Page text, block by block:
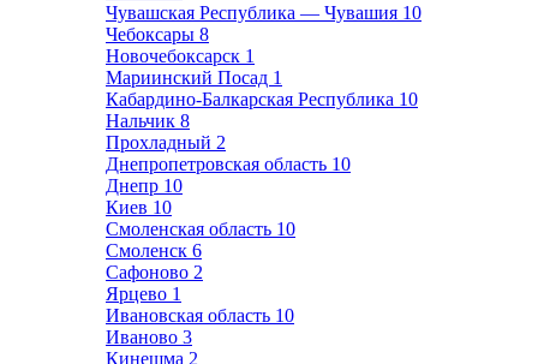
Чувашская Республика — Чувашия 10
Чебоксары 8
Новочебоксарск 1
Мариинский Посад 1
Кабардино-Балкарская Республика 10
Нальчик 8
Прохладный 2
Днепропетровская область 10
Днепр 10
Киев 10
Смоленская область 10
Смоленск 6
Сафоново 2
Ярцево 1
Ивановская область 10
Иваново 3
Кинешма 2